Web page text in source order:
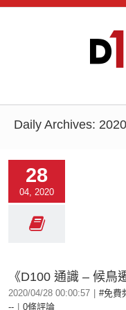
Daily Archives:
28
04, 2020
《D100 通識 – 候鳥
2020/04/28 00:00:57 #免費
--
0條評論